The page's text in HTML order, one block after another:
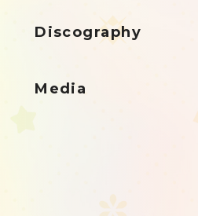
Discography
Media